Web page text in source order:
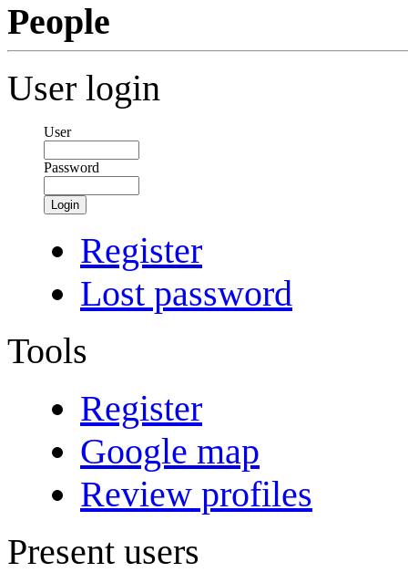
People
User login
User
Password
Login
Register
Lost password
Tools
Register
Google map
Review profiles
Present users